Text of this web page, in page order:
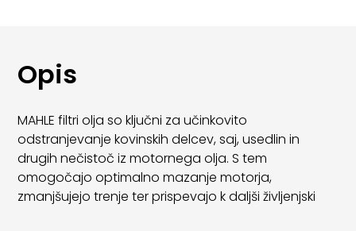
Opis
MAHLE filtri olja so ključni za učinkovito
odstranjevanje kovinskih delcev, saj, usedlin in
drugih nečistoč iz motornega olja. S tem
omogočajo optimalno mazanje motorja,
zmanjšujejo trenje ter prispevajo k daljši življenjski